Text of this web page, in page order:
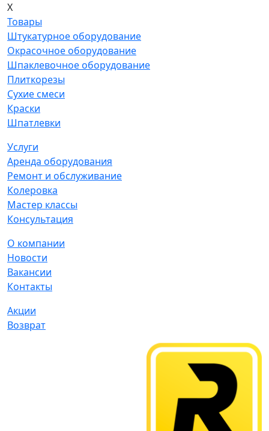
X
Товары
Штукатурное оборудование
Окрасочное оборудование
Шпаклевочное оборудование
Плиткорезы
Сухие смеси
Краски
Шпатлевки
Услуги
Аренда оборудования
Ремонт и обслуживание
Колеровка
Мастер классы
Консультация
О компании
Новости
Вакансии
Контакты
Акции
Возврат